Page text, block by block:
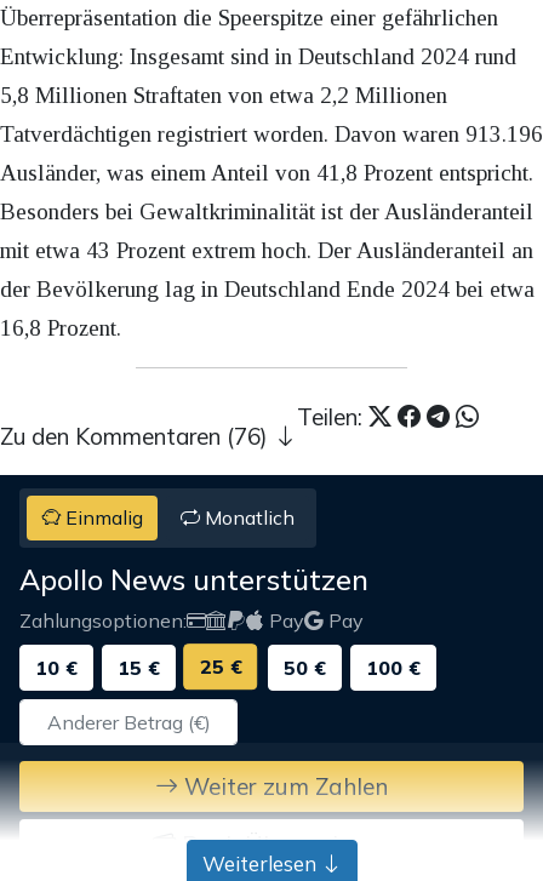
Überrepräsentation die Speerspitze einer gefährlichen
Entwicklung: Insgesamt sind in Deutschland 2024 rund
5,8 Millionen Straftaten von etwa 2,2 Millionen
Tatverdächtigen registriert worden. Davon waren 913.196
Ausländer, was einem Anteil von 41,8 Prozent entspricht.
Besonders bei Gewaltkriminalität ist der Ausländeranteil
mit etwa 43 Prozent extrem hoch. Der Ausländeranteil an
der Bevölkerung lag in Deutschland Ende 2024 bei etwa
16,8 Prozent.
Teilen:
Zu den Kommentaren (76)
Einmalig Monatlich
Apollo News unterstützen
Zahlungsoptionen: Pay
Pay
10 €
15 € 25 € 50 € 100 €
Weiter zum Zahlen
Bank-Überweisung
Weiterlesen